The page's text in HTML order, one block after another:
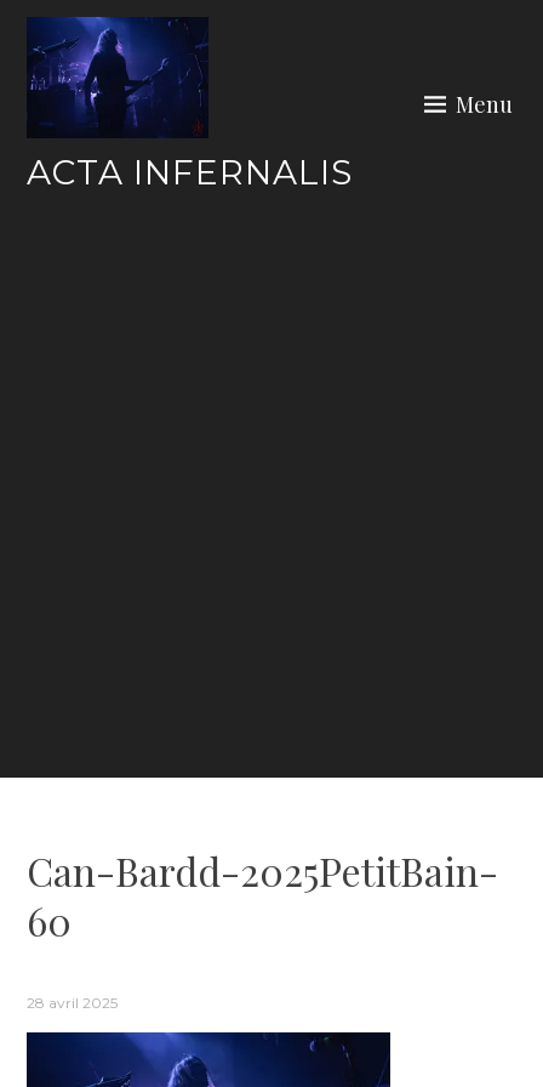
Skip
content
ACTA INFERNALIS
Menu
Can-Bardd-2025PetitBain-
60
28 avril 2025